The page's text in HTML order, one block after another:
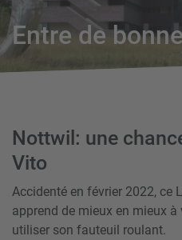
Entre de
Nottwil: une
Vito
Accidenté en février 2022, ce
apprend de mieux en mieux
utiliser son fauteuil roulant.